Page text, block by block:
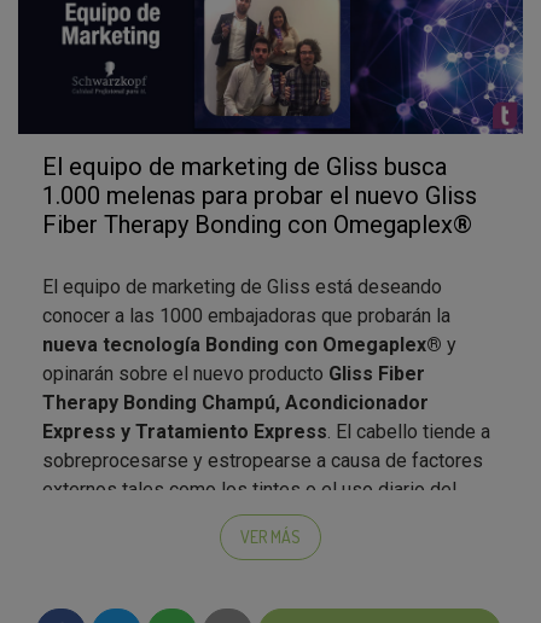
El equipo de marketing de Gliss busca
1.000 melenas para probar el nuevo Gliss
Fiber Therapy Bonding con Omegaplex®
El equipo de marketing de Gliss está deseando
conocer a las 1000 embajadoras que probarán la
nueva tecnología Bonding con Omegaplex® y
opinarán sobre el nuevo producto Gliss Fiber
Therapy Bonding Champú, Acondicionador
Express y Tratamiento Express . El cabello tiende a
sobreprocesarse y estropearse a causa de factores
externos tales como los tintes o el uso diario del
secador o planchas. Para prevenir la rotura de los
enlaces en la fibra capilar, Gliss lanza la nueva gama
Omegaplex®.
VER MÁS